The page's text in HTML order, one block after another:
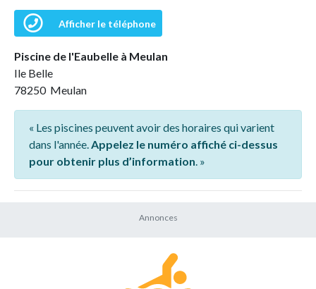
Afficher le téléphone
Piscine de l'Eaubelle à Meulan
Ile Belle
78250 Meulan
« Les piscines peuvent avoir des horaires qui varient
dans l'année.Appelez le numéro affiché ci-dessus
pour obtenir plus d’information. »